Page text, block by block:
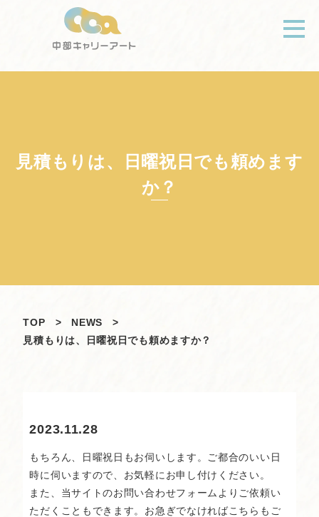
見積もりは、日曜祝日でも頼めます
か？
TOP > NEWS
>
見積もりは、日曜祝日でも頼めますか？
2023.11.28
もちろん、日曜祝日もお伺いします。ご都合のいい日
時に伺いますので、お気軽にお申し付けください。
また、当サイトのお問い合わせフォーム よりご依頼い
ただくこともできます。お急ぎでなければこちらもご